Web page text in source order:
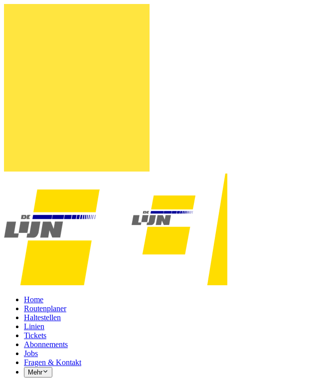
Home
Routenplaner
Haltestellen
Linien
Tickets
Abonnements
Jobs
Fragen & Kontakt
Mehr